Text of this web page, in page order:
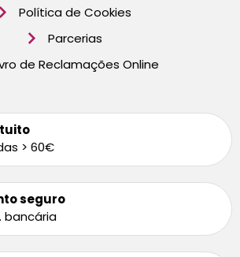
Política de Cookies
Parcerias
de Reclamações Online
> 60€
seguro
bancária